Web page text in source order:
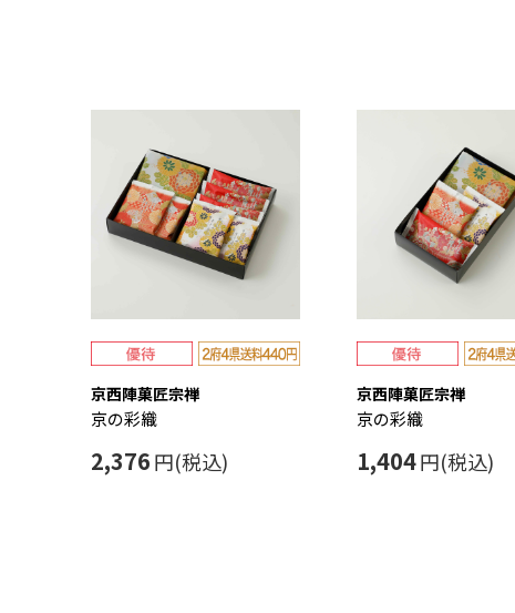
京西陣菓匠宗禅
京の彩織
2,376円(税込)
京西陣菓匠宗禅
京の彩織
1,404円(税込)